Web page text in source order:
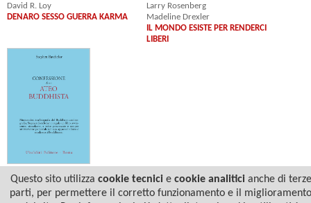
David R. Loy
DENARO SESSO GUERRA KARMA
Larry Rosenberg
Madeline Drexler
IL MONDO ESISTE PER RENDERCI
LIBERI
Stephen Batchelor
CONFESSIONE DI UN ATEO
BUDDHISTA
Questo sito utilizza cookie tecnicie cookie analiticianche di terze
parti, per permettere il corretto funzionamento e il miglioramento